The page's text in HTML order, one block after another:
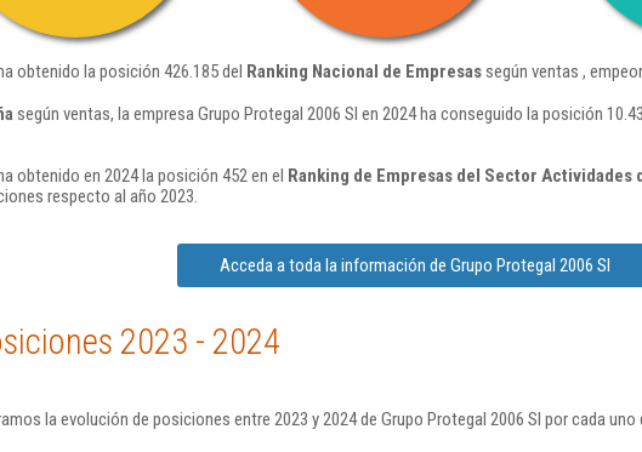
obtenido la posición 426.185 del Ranking Nacional de Empresassegún ventas ,
según ventas, la empresa Grupo Protegal 2006 Sl en 2024 ha conseguido la posición
obtenido en 2024 la posición 452 en el Ranking de Empresas del Sector Actividades
respecto al año 2023.
Acceda a toda la información de Grupo Protegal 2006 Sl
2023 - 2024
la evolución de posiciones entre 2023 y 2024 de Grupo Protegal 2006 Sl por cada